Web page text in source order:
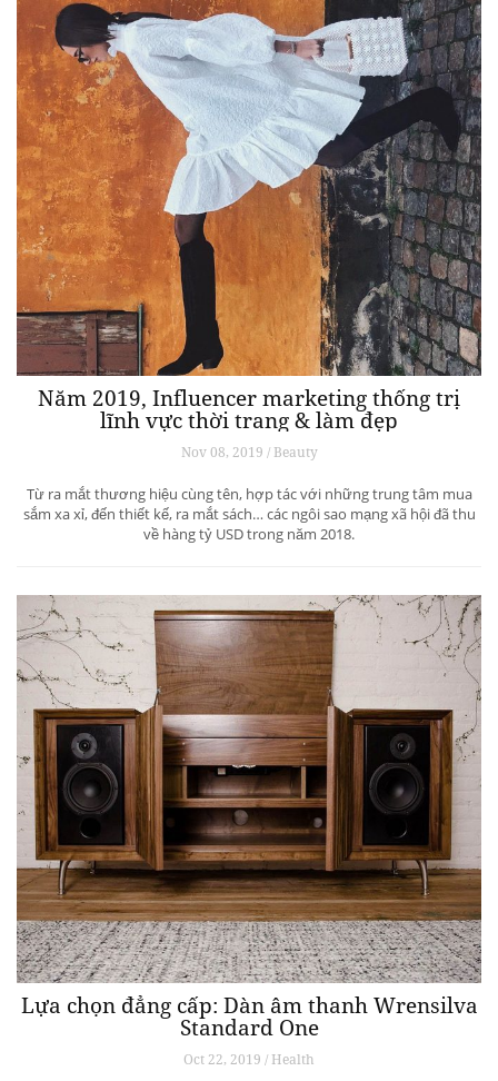
Năm 2019, Influencer marketing thống trị
lĩnh vực thời trang & làm đẹp
Nov 08, 2019 / Beauty
Từ ra mắt thương hiệu cùng tên, hợp tác với những trung tâm mua
sắm xa xỉ, đến thiết kế, ra mắt sách… các ngôi sao mạng xã hội đã thu
về hàng tỷ USD trong năm 2018.
Lựa chọn đẳng cấp: Dàn âm thanh Wrensilva
Standard One
Oct 22, 2019 / Health